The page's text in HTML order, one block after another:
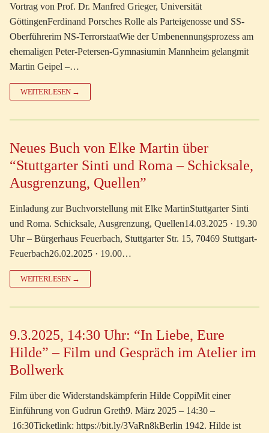
Vortrag von Prof. Dr. Manfred Grieger, Universität
GöttingenFerdinand Porsches Rolle als Parteigenosse und SS-
Oberführerim NS-TerrorstaatWie der Umbenennungsprozess am
ehemaligen Peter-Petersen-Gymnasiumin Mannheim gelangmit
Martin Geipel –…
WEITERLESEN →
Neues Buch von Elke Martin über
“Stuttgarter Sinti und Roma – Schicksale,
Ausgrenzung, Quellen”
Einladung zur Buchvorstellung mit Elke MartinStuttgarter Sinti
und Roma. Schicksale, Ausgrenzung, Quellen14.03.2025 · 19.30
Uhr – Bürgerhaus Feuerbach, Stuttgarter Str. 15, 70469 Stuttgart-
Feuerbach26.02.2025 · 19.00…
WEITERLESEN →
9.3.2025, 14:30 Uhr: “In Liebe, Eure
Hilde” – Film und Gespräch im Atelier im
Bollwerk
Film über die Widerstandskämpferin Hilde CoppiMit einer
Einführung von Gudrun Greth9. März 2025 – 14:30 –
16:30Ticketlink: https://bit.ly/3VaRn8kBerlin 1942. Hilde ist